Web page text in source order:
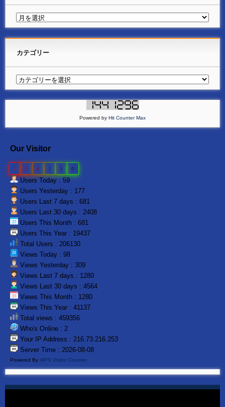
カテゴリー
Powered by Hit Counter Max
Our Visitor
2 0 6 1 3 0
Users Today : 59
Users Yesterday : 177
Users Last 7 days : 681
Users Last 30 days : 2408
Users This Month : 681
Users This Year : 19437
Total Users : 206130
Views Today : 98
Views Yesterday : 309
Views Last 7 days : 1280
Views Last 30 days : 4564
Views This Month : 1280
Views This Year : 41137
Total views : 459356
Who's Online : 2
Your IP Address : 216.73.216.253
Server Time : 2026-08-08
Powered By WPS Visitor Counter